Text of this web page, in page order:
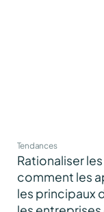
Tendances
Rationaliser
comment les
les principaux